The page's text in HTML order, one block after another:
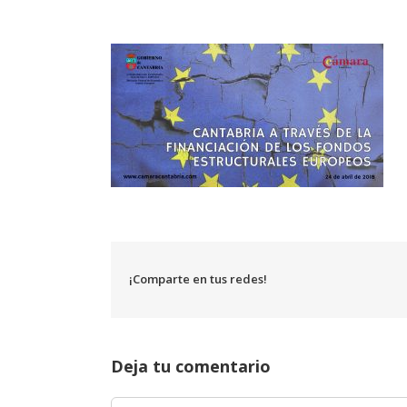
¡Comparte en tus redes!
Deja tu comentario